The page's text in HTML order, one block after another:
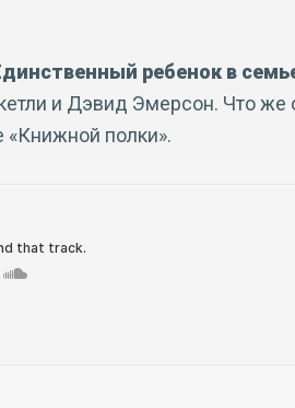
ребенок в
и Дэвид Эмерсон. Что же
полки».